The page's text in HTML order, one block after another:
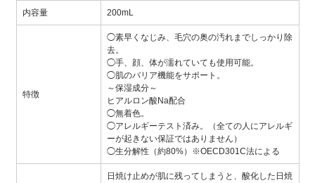
内容量 200mL
特徴
◯素早くなじみ、毛穴の奥の汚れまでしっかり除
去。
◯手、顔、体が濡れていても使用可能。
◯肌のバリア機能をサポート。
～保湿成分～
ヒアルロン酸Na配合
◯無着色。
◯アレルギーテスト済み。（全ての人にアレルギ
ーが起きない保証ではありません）
◯生分解性（約80%）※OECD301C法による
日焼け止めが肌に残ってしまうと、酸化した日焼